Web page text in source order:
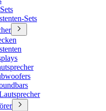
Sets